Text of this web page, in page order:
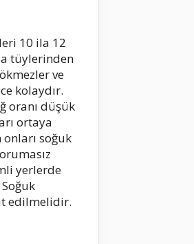
10 ila 12
tüylerinden
ve
kolaydır.
oranı düşük
ortaya
soğuk
yerlerde
edilmelidir.